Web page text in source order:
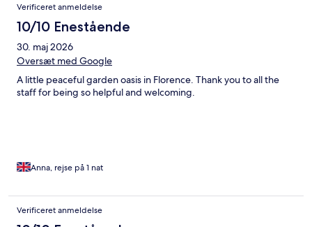
Verificeret anmeldelse
10/10 Enestående
30. maj 2026
Oversæt med Google
A little peaceful garden oasis in Florence. Thank you to all the
staff for being so helpful and welcoming.
Anna, rejse på 1 nat
Verificeret anmeldelse